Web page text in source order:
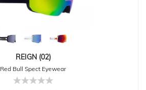
REIGN (02)
Red Bull Spect Eyewear